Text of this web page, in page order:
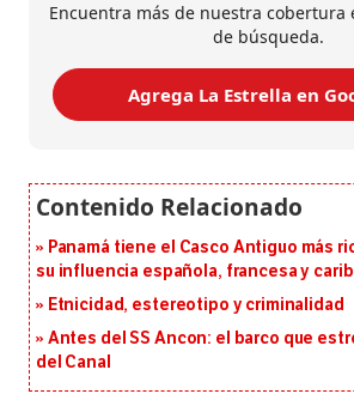
Encuentra más de nuestra cobertura
de búsqueda.
Agrega La Estrella en
Panamá tiene el Casco Antiguo más
su influencia española, francesa y
Etnicidad, estereotipo y criminalidad
Antes del SS Ancon: el barco que
del Canal